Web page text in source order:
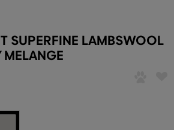
SUPERFINE LAMBSWOOL
MELANGE